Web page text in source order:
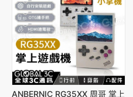
ANBERNIC RG35XX 周哥 掌上